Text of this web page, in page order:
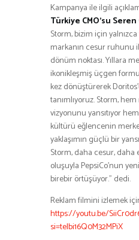
Kampanya ile ilgili
Türkiye CMO’su Seren
Storm, bizim için
markanın cesur ruhunu
dönüm noktası. Yıllara
ikonikleşmiş üçgen
kez dönüştürerek
tanımlıyoruz. Storm,
vizyonunu yansıtıyor
kültürü eğlencenin
yaklaşımın güçlü bir
Storm, daha cesur,
oluşuyla PepsiCo’nun
birebir örtüşüyor.” dedi.
Reklam filmini izlemek
https://youtu.be/
si=telbi16Q0M32MPiX